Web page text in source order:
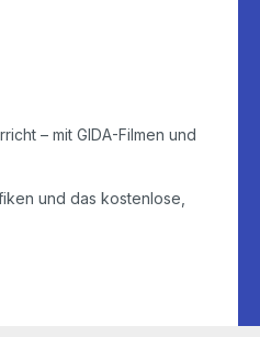
– mit GIDA-Filmen und
und das kostenlose,